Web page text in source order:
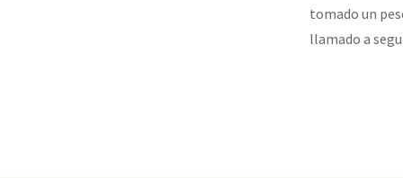
tomado un
llamado a